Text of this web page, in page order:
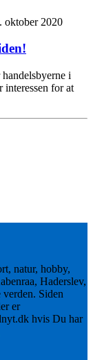
oktober 2020
i
for at
natur, hobby,
Haderslev,
Siden
er
hvis Du har